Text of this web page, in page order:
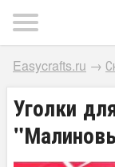
Easycrafts.ru →
Уголки